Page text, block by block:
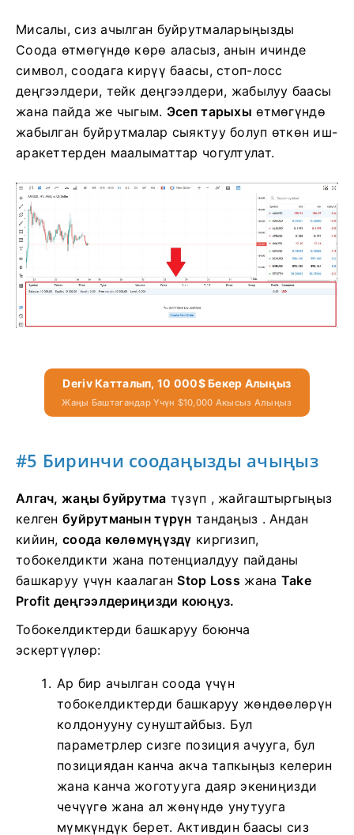
Мисалы, сиз ачылган буйрутмаларыңызды
Соода өтмөгүндө көрө аласыз, анын ичинде
символ, соодага кирүү баасы, стоп-лосс
деңгээлдери, тейк деңгээлдери, жабылуу баасы
жана пайда же чыгым. Эсеп тарыхы өтмөгүндө
жабылган буйрутмалар сыяктуу болуп өткөн иш-
аракеттерден маалыматтар чогултулат.
Deriv Катталып, 10 000$ Бекер Алыңыз
Жаңы Баштагандар Үчүн $10,000 Акысыз Алыңыз
#5 Биринчи соодаңызды ачыңыз
Алгач, жаңы буйрутма түзүп , жайгаштыргыңыз
келген буйрутманын түрүн тандаңыз . Андан
кийин, соода көлөмүңүздү киргизип,
тобокелдикти жана потенциалдуу пайданы
башкаруу үчүн каалаганStop Loss жана Take
Profit деңгээлдериңизди коюңуз.
Тобокелдиктерди башкаруу боюнча
эскертүүлөр:
Ар бир ачылган соода үчүн
тобокелдиктерди башкаруу жөндөөлөрүн
колдонууну сунуштайбыз. Бул
параметрлер сизге позиция ачууга, бул
позициядан канча акча тапкыңыз келерин
жана канча жоготууга даяр экениңизди
чечүүгө жана ал жөнүндө унутууга
мүмкүндүк берет. Активдин баасы сиз